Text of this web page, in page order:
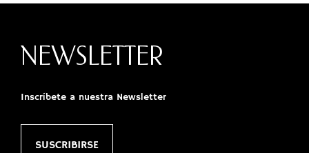
NEWSLETTER
Inscríbete a nuestra Newsletter
SUSCRIBIRSE